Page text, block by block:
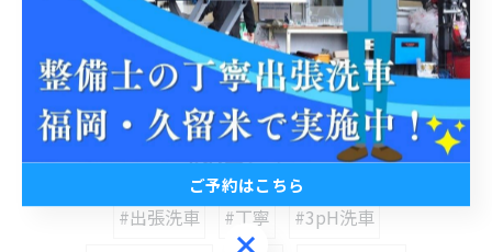
< 前のページ 一覧に戻る 次のページ >
関連タグ
#出張洗車 #丁寧
#3pH洗車
ご予約はこちら
ご予約はこちら